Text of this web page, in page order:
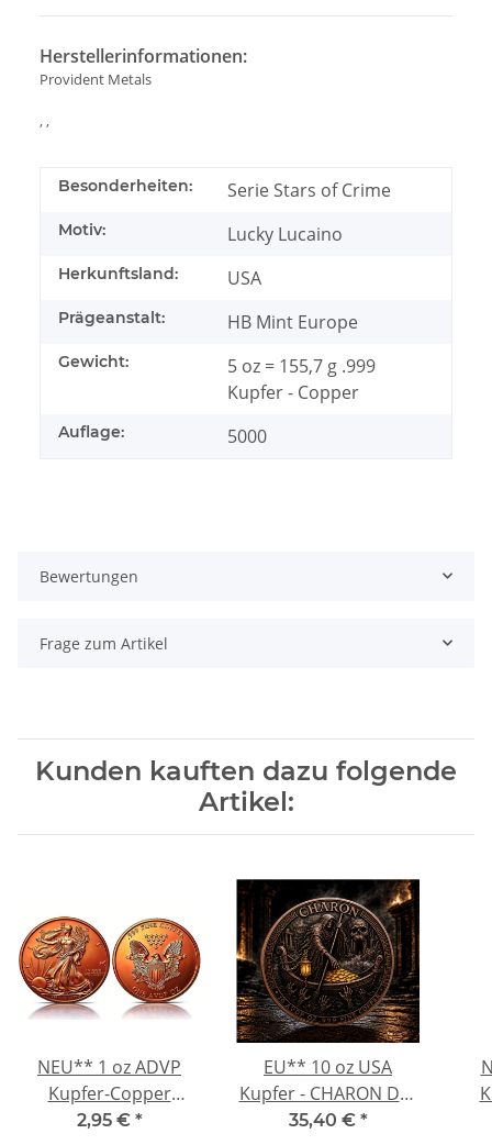
Herstellerinformationen:
Provident Metals
, ,
Besonderheiten: Serie Stars of Crime
Motiv: Lucky Lucaino
Herkunftsland: USA
Prägeanstalt: HB Mint Europe
Gewicht:
5 oz = 155,7 g .999
Kupfer - Copper
Auflage: 5000
Bewertungen
Frage zum Artikel
Kunden kauften dazu folgende
Artikel:
NEU** 1 oz ADVP
Kupfer-Copper
Edition - American
2,95 € *
EU** 10 oz USA
Kupfer - CHARON Der
Fährmann / Ferryman
35,40 € *